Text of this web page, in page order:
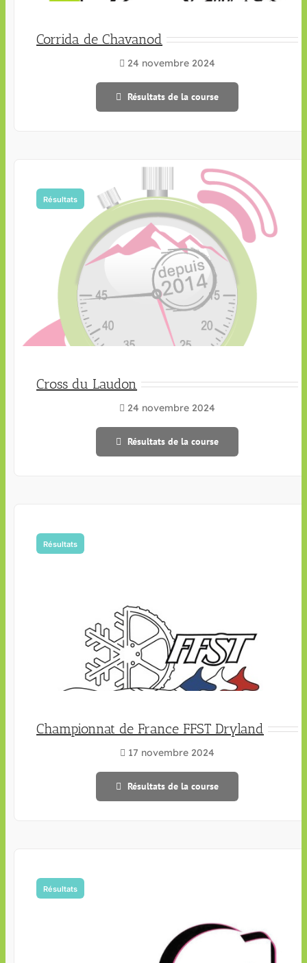
Corrida de Chavanod
24 novembre 2024
Résultats de la course
Résultats
Cross du Laudon
24 novembre 2024
Résultats de la course
Résultats
Championnat de France FFST Dryland
17 novembre 2024
Résultats de la course
Résultats